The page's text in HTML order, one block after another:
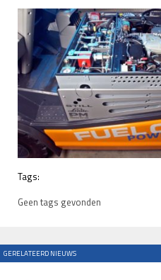
Tags:
Geen tags gevonden
GERELATEERD NIEUWS